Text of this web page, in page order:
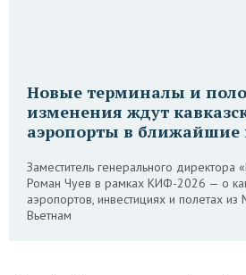
Новые терминалы и
изменения ждут
аэропорты в ближайшие
Заместитель генерального директора
Роман Чуев в рамках КИФ-2026 — о
аэропортов, инвестициях и полетах
Вьетнам